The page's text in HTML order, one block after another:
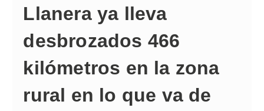
Llanera ya lleva
desbrozados 466
kilómetros en la zona
rural en lo que va de